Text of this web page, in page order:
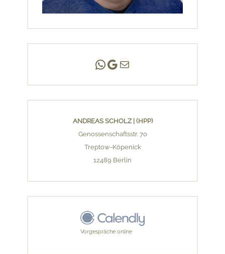
Andreas Scholz | (HPP)
Praxis Adlershof
E-Mail an mich ...
ANDREAS SCHOLZ | (HPP)
Genossenschaftsstr. 70
Treptow-Köpenick
12489 Berlin
Vorgespräche online